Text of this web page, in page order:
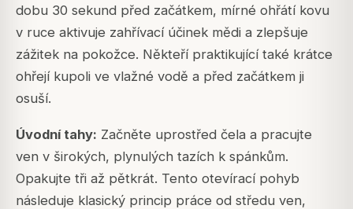
dobu 30 sekund před začátkem, mírné ohřátí kovu
v ruce aktivuje zahřívací účinek mědi a zlepšuje
zážitek na pokožce. Někteří praktikující také krátce
ohřejí kupoli ve vlažné vodě a před začátkem ji
osuší.
Úvodní tahy: Začněte uprostřed čela a pracujte
ven v širokých, plynulých tazích k spánkům.
Opakujte tři až pětkrát. Tento otevírací pohyb
následuje klasický princip práce od středu ven,